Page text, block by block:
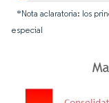
*Nota aclaratoria: los
especial